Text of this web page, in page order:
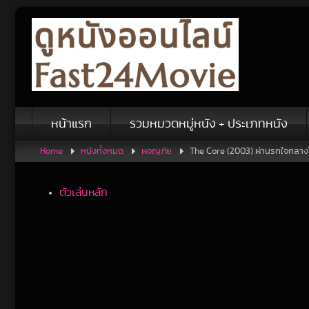
content
หน้าแรก รวมหมวดหมู่หนัง + ประเภทหนัง
Home หนังทั้งหมด ผจญภัย The Core (2003) ผ่านรกใจกลาง
ตัวเล่นหลัก